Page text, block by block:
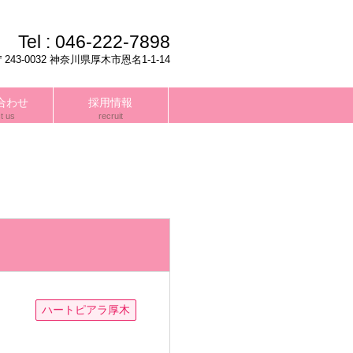
Tel : 046-222-7898
243-0032 神奈川県厚木市恩名1-1-14
わせ
us
採用情報
recruit
ハートピアラ厚木